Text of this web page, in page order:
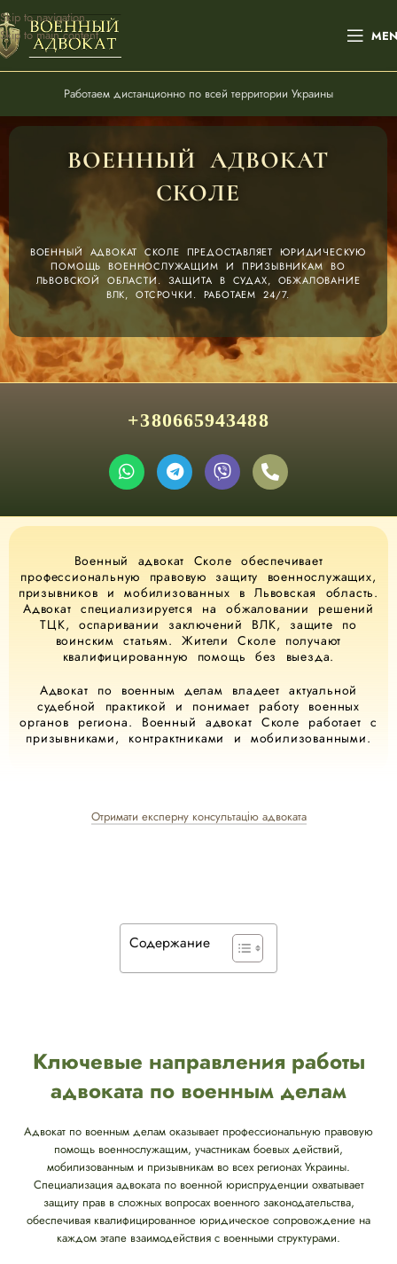
Skip to navigation
Skip to main content
Работаем дистанционно по всей территории Украины
ВОЕННЫЙ АДВОКАТ
СКОЛЕ
ВОЕННЫЙ АДВОКАТ СКОЛЕ ПРЕДОСТАВЛЯЕТ ЮРИДИЧЕСКУЮ
ПОМОЩЬ ВОЕННОСЛУЖАЩИМ И ПРИЗЫВНИКАМ ВО
ЛЬВОВСКОЙ ОБЛАСТИ. ЗАЩИТА В СУДАХ, ОБЖАЛОВАНИЕ
ВЛК, ОТСРОЧКИ. РАБОТАЕМ 24/7.
+380665943488
Военный адвокат Сколе обеспечивает
профессиональную правовую защиту военнослужащих,
призывников и мобилизованных в Львовская область.
Адвокат специализируется на обжаловании решений
ТЦК, оспаривании заключений ВЛК, защите по
воинским статьям. Жители Сколе получают
квалифицированную помощь без выезда.
Адвокат по военным делам владеет актуальной
судебной практикой и понимает работу военных
органов региона. Военный адвокат Сколе работает с
призывниками, контрактниками и мобилизованными.
Отримати експерну консультацію адвоката
Содержание
Ключевые направления работы
адвоката по военным делам
Адвокат по военным делам оказывает профессиональную правовую
помощь военнослужащим, участникам боевых действий,
мобилизованным и призывникам во всех регионах Украины.
Специализация адвоката по военной юриспруденции охватывает
защиту прав в сложных вопросах военного законодательства,
обеспечивая квалифицированное юридическое сопровождение на
каждом этапе взаимодействия с военными структурами.